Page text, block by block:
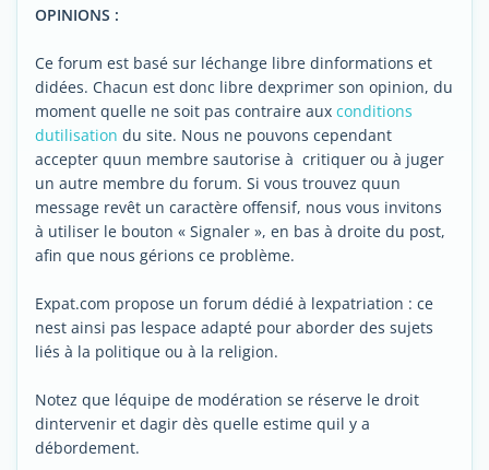
OPINIONS :
Ce forum est basé sur léchange libre dinformations et
didées. Chacun est donc libre dexprimer son opinion, du
moment quelle ne soit pas contraire aux conditions
dutilisation du site. Nous ne pouvons cependant
accepter quun membre sautorise à critiquer ou à juger
un autre membre du forum. Si vous trouvez quun
message revêt un caractère offensif, nous vous invitons
à utiliser le bouton « Signaler », en bas à droite du post,
afin que nous gérions ce problème.
Expat.com propose un forum dédié à lexpatriation : ce
nest ainsi pas lespace adapté pour aborder des sujets
liés à la politique ou à la religion.
Notez que léquipe de modération se réserve le droit
dintervenir et dagir dès quelle estime quil y a
débordement.